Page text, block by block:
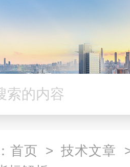
首页 > 技术文章